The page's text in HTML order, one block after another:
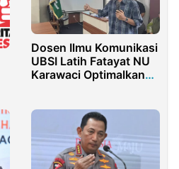
Dosen Ilmu Komunikasi
UBSI Latih Fatayat NU
Karawaci Optimalkan